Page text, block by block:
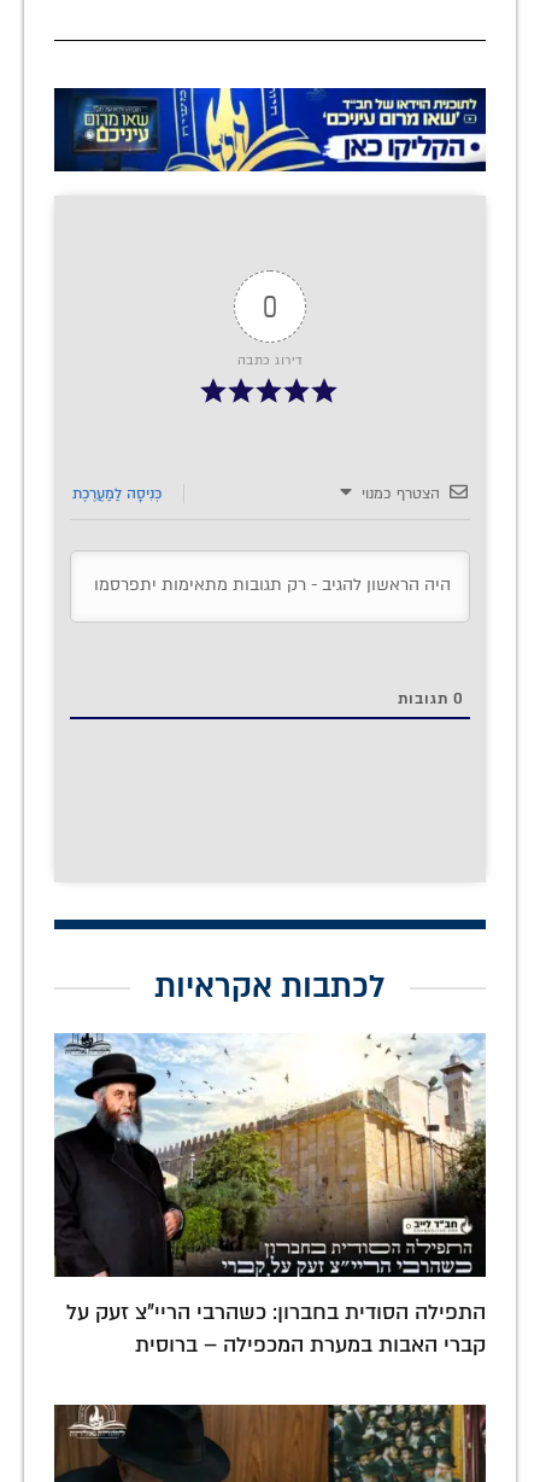
0
דירוג כתבה
הצטרף כמנוי כְּנִיסָה לַמַעֲרֶכֶת
0 תגובות
לכתבות אקראיות
התפילה הסודית בחברון: כשהרבי הריי"צ זעק על
קברי האבות במערת המכפילה – ברוסית